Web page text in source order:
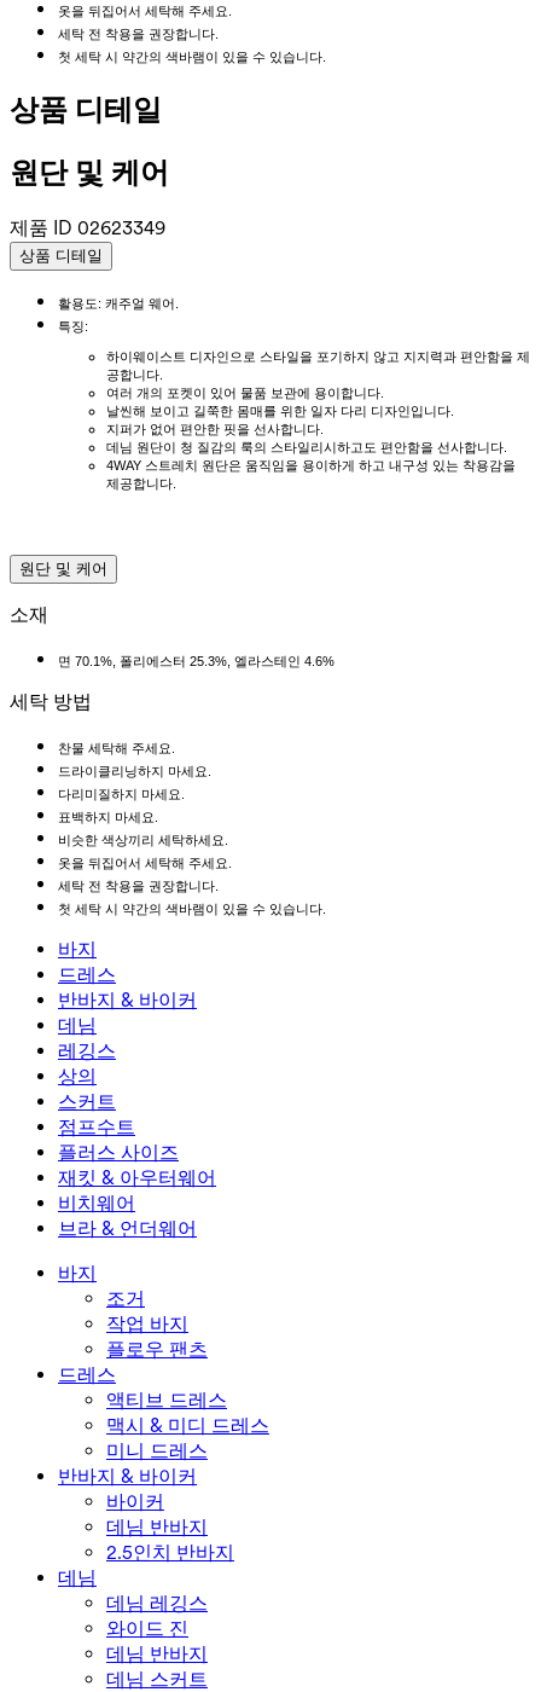
옷을 뒤집어서 세탁해 주세요.
세탁 전 착용을 권장합니다.
첫 세탁 시 약간의 색바램이 있을 수 있습니다.
상품 디테일
원단 및 케어
제품 ID 02623349
상품 디테일
활용도: 캐주얼 웨어.
특징:
하이웨이스트 디자인으로 스타일을 포기하지 않고 지지력과 편안함을 제
공합니다.
여러 개의 포켓이 있어 물품 보관에 용이합니다.
날씬해 보이고 길쭉한 몸매를 위한 일자 다리 디자인입니다.
지퍼가 없어 편안한 핏을 선사합니다.
데님 원단이 청 질감의 룩의 스타일리시하고도 편안함을 선사합니다.
4WAY 스트레치 원단은 움직임을 용이하게 하고 내구성 있는 착용감을
제공합니다.
원단 및 케어
소재
면 70.1%, 폴리에스터 25.3%, 엘라스테인 4.6%
세탁 방법
찬물 세탁해 주세요.
드라이클리닝하지 마세요.
다리미질하지 마세요.
표백하지 마세요.
비슷한 색상끼리 세탁하세요.
옷을 뒤집어서 세탁해 주세요.
세탁 전 착용을 권장합니다.
첫 세탁 시 약간의 색바램이 있을 수 있습니다.
바지
바지
조거
작업 바지
플로우 팬츠
드레스
드레스
액티브 드레스
맥시 & 미디 드레스
미니 드레스
반바지 & 바이커
반바지 & 바이커
바이커
데님 반바지
2.5인치 반바지
데님
데님
데님 레깅스
와이드 진
데님 반바지
데님 스커트
레깅스
레깅스
데님 레깅스
힙업 레깅스
요가 레깅스
상의
상의
스포츠 브라
티셔츠
스커트
스커트
액티브 스커트
미니 스커트
맥시 & 미디 스커트
점프수트
점프수트
오버롤
롬퍼
플러스 사이즈
플러스 사이즈
플러스 사이즈 하의
플러스 사이즈 상의
플러스 사이즈 드레스
재킷 & 아우터웨어
재킷 & 아우터웨어
재킷 & 아우터웨어
아우터웨어
비치웨어
비치웨어
수영복 상의
수영복 세트
브라 & 언더웨어
브라 & 언더웨어
언더웨어
바지
조거
작업 바지
플로우 팬츠
드레스
액티브 드레스
맥시 & 미디 드레스
미니 드레스
반바지 & 바이커
바이커
데님 반바지
2.5인치 반바지
데님
데님 레깅스
와이드 진
데님 반바지
데님 스커트